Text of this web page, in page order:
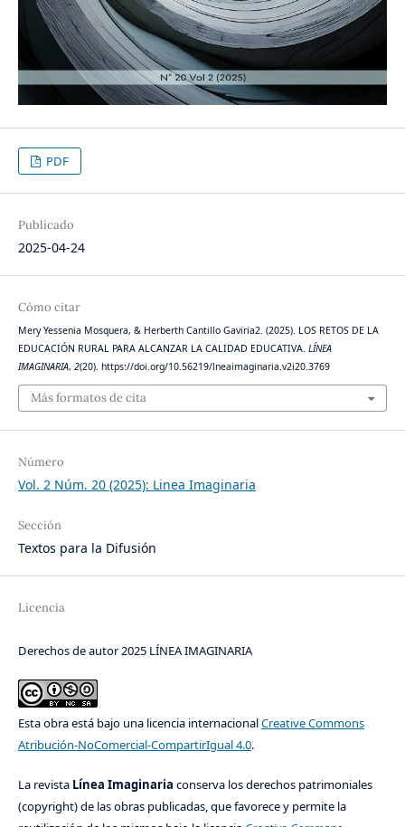
PDF
Publicado
2025-04-24
Cómo citar
Mery Yessenia Mosquera, & Herberth Cantillo Gaviria2. (2025). LOS RETOS DE LA
EDUCACIÓN RURAL PARA ALCANZAR LA CALIDAD EDUCATIVA. LÍNEA
IMAGINARIA, 2(20). https://doi.org/10.56219/lneaimaginaria.v2i20.3769
Más formatos de cita
Número
Vol. 2 Núm. 20 (2025): Linea Imaginaria
Sección
Textos para la Difusión
Licencia
Derechos de autor 2025 LÍNEA IMAGINARIA
Esta obra está bajo una licencia internacionalCreative Commons
Atribución-NoComercial-CompartirIgual 4.0.
La revista Línea Imaginaria conserva los derechos patrimoniales
(copyright) de las obras publicadas, que favorece y permite la